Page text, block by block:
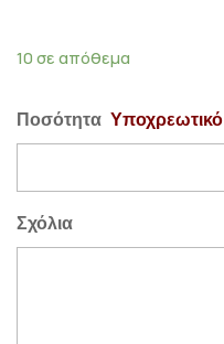
10 σε απόθεμα
Ποσότητα Υποχρεωτικό
Σχόλια